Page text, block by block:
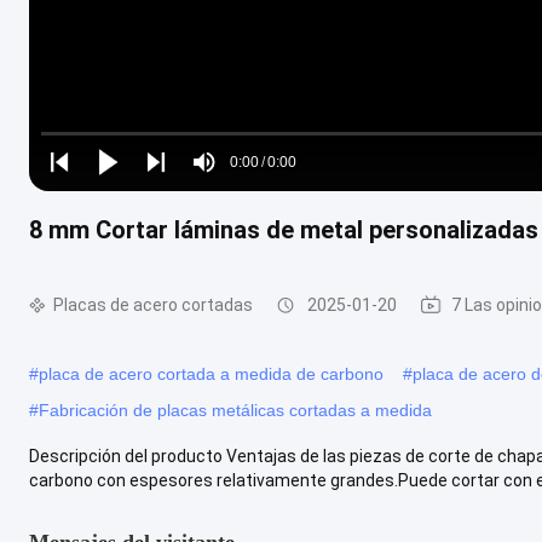
Play
Play
Play
Mute
Time
0:00/0:00
Loaded:
0%
8 mm Cortar láminas de metal
Placas de acero cortadas 2025-01-20 7 Las
#placa de acero cortada a medida de carbono #placa de acero
#Fabricación de placas metálicas cortadas a medida
Descripción del producto Ventajas de las piezas de corte de
carbono con espesores relativamente grandes.Puede cortar con